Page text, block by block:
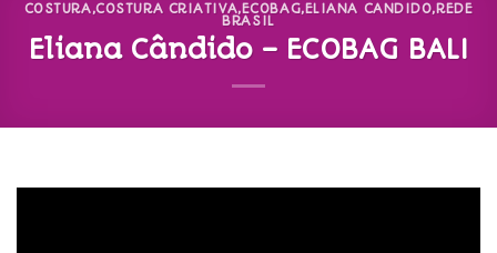
COSTURA,COSTURA CRIATIVA, ECOBAG, ELIANA CANDIDO,REDE
BRASIL
Eliana Cândido – ECOBAG BALI